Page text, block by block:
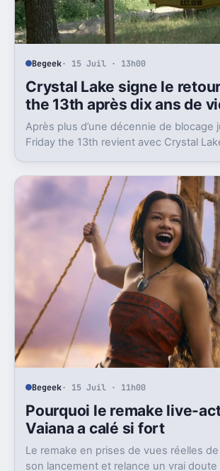
Begeek· 15 Juil · 13h00
Crystal Lake signe le
the 13th après dix ans de
Après plus d’une décennie de blocage
Friday the 13th revient avec Crystal
décor.
Begeek· 15 Juil · 11h00
Pourquoi le remake live-
Vaiana a calé si fort
Le remake en prises de vues réelles
son lancement et relance un vrai